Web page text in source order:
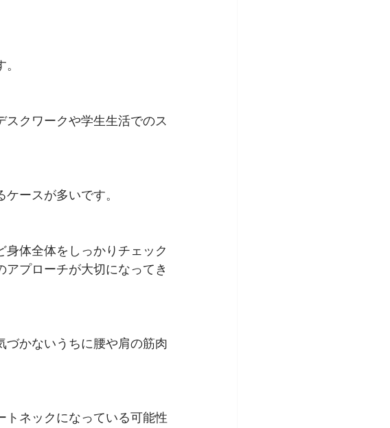
スクワークや学生生活でのス
ースが多いです。
体全体をしっかりチェック
プローチが大切になってき
づかないうちに腰や肩の筋肉
トネックになっている可能性